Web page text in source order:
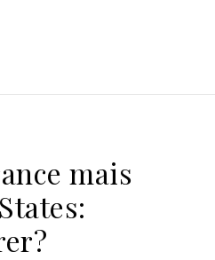
mais